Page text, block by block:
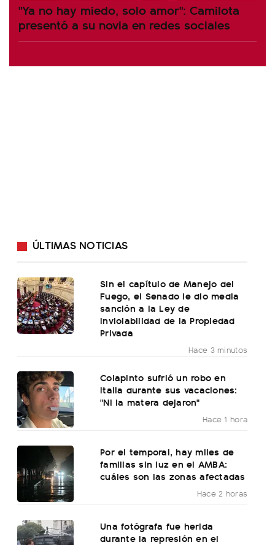
"Ya no hay miedo, solo amor": Camilota
presentó a su novia en redes sociales
ÚLTIMAS NOTICIAS
Sin el capítulo de Manejo del
Fuego, el Senado le dio media
sanción a la Ley de
Inviolabilidad de la Propiedad
Privada
Hace 3 minutos
Colapinto sufrió un robo en
Italia durante sus vacaciones:
"Ni la matera dejaron"
Hace 1 hora
Por el temporal, hay miles de
familias sin luz en el AMBA:
cuáles son las zonas afectadas
Hace 2 horas
Una fotógrafa fue herida
durante la represión en el